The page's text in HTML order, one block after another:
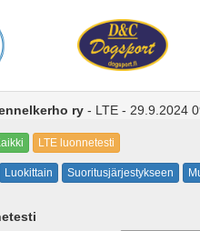
ry - LTE - 29.9.2024
LTE luonnetesti
Luokittain Suoritusjärjestykseen